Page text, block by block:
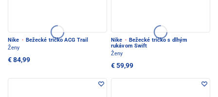
Nike · Bežecké tričko ACG Trail
Ženy
€ 84,99
Nike · Bežecké tričko s dlhým
rukávom Swift
Ženy
€ 59,99